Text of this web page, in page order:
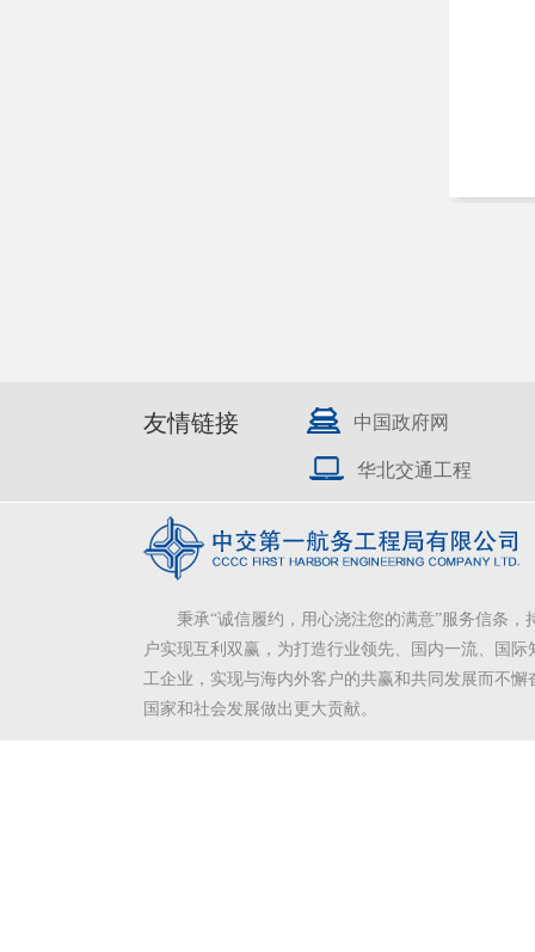
友情链接 中国政府网
华北交通工程
秉承“诚信履约，用心浇注您的满意”服务信条，
户实现互利双赢，为打造行业领先、国内一流、国际
工企业，实现与海内外客户的共赢和共同发展而不懈
国家和社会发展做出更大贡献。